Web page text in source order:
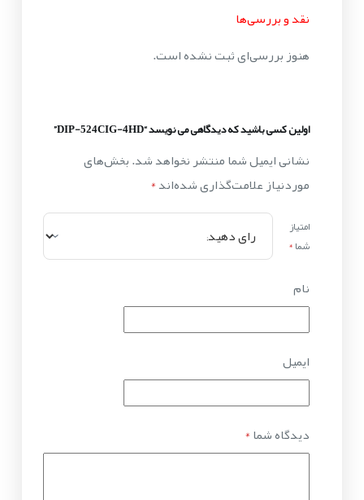
نقد و بررسی‌ها
هنوز بررسی‌ای ثبت نشده است.
اولین کسی باشید که دیدگاهی می نویسد “DIP-524CIG-4HD”
نشانی ایمیل شما منتشر نخواهد شد.بخش‌های
موردنیاز علامت‌گذاری شده‌اند*
امتیاز
شما*
نام
ایمیل
دیدگاه شما*